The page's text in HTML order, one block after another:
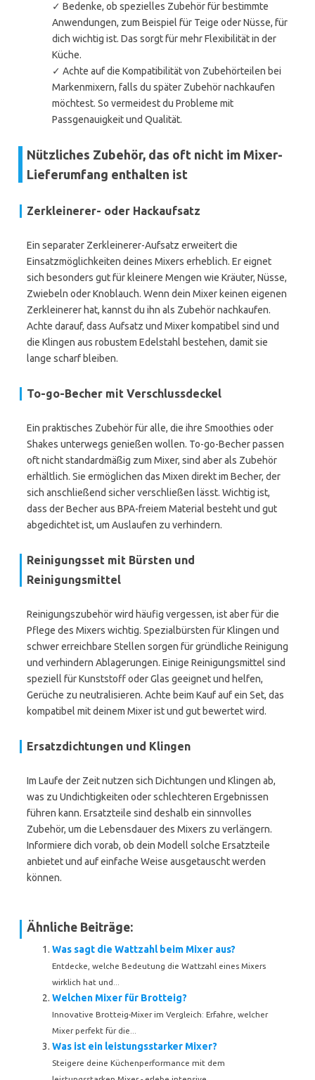
✓ Bedenke, ob spezielles Zubehör für bestimmte
Anwendungen, zum Beispiel für Teige oder Nüsse, für
dich wichtig ist. Das sorgt für mehr Flexibilität in der
Küche.
✓ Achte auf die Kompatibilität von Zubehörteilen bei
Markenmixern, falls du später Zubehör nachkaufen
möchtest. So vermeidest du Probleme mit
Passgenauigkeit und Qualität.
Nützliches Zubehör, das oft nicht im Mixer-
Lieferumfang enthalten ist
Zerkleinerer- oder Hackaufsatz
Ein separater Zerkleinerer-Aufsatz erweitert die
Einsatzmöglichkeiten deines Mixers erheblich. Er eignet
sich besonders gut für kleinere Mengen wie Kräuter, Nüsse,
Zwiebeln oder Knoblauch. Wenn dein Mixer keinen eigenen
Zerkleinerer hat, kannst du ihn als Zubehör nachkaufen.
Achte darauf, dass Aufsatz und Mixer kompatibel sind und
die Klingen aus robustem Edelstahl bestehen, damit sie
lange scharf bleiben.
To-go-Becher mit Verschlussdeckel
Ein praktisches Zubehör für alle, die ihre Smoothies oder
Shakes unterwegs genießen wollen. To-go-Becher passen
oft nicht standardmäßig zum Mixer, sind aber als Zubehör
erhältlich. Sie ermöglichen das Mixen direkt im Becher, der
sich anschließend sicher verschließen lässt. Wichtig ist,
dass der Becher aus BPA-freiem Material besteht und gut
abgedichtet ist, um Auslaufen zu verhindern.
Reinigungsset mit Bürsten und
Reinigungsmittel
Reinigungszubehör wird häufig vergessen, ist aber für die
Pflege des Mixers wichtig. Spezialbürsten für Klingen und
schwer erreichbare Stellen sorgen für gründliche Reinigung
und verhindern Ablagerungen. Einige Reinigungsmittel sind
speziell für Kunststoff oder Glas geeignet und helfen,
Gerüche zu neutralisieren. Achte beim Kauf auf ein Set, das
kompatibel mit deinem Mixer ist und gut bewertet wird.
Ersatzdichtungen und Klingen
Im Laufe der Zeit nutzen sich Dichtungen und Klingen ab,
was zu Undichtigkeiten oder schlechteren Ergebnissen
führen kann. Ersatzteile sind deshalb ein sinnvolles
Zubehör, um die Lebensdauer des Mixers zu verlängern.
Informiere dich vorab, ob dein Modell solche Ersatzteile
anbietet und auf einfache Weise ausgetauscht werden
können.
Ähnliche Beiträge:
Was sagt die Wattzahl beim Mixer aus?
Entdecke, welche Bedeutung die Wattzahl eines Mixers
wirklich hat und...
Welchen Mixer für Brotteig?
Innovative Brotteig-Mixer im Vergleich: Erfahre, welcher
Mixer perfekt für die...
Was ist ein leistungsstarker Mixer?
Steigere deine Küchenperformance mit dem